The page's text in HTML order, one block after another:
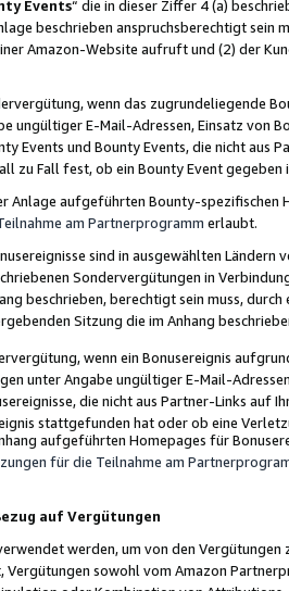
Events“ die in dieser Ziffer 4 (a)
beschrieben anspruchsberechtigt sein
Amazon-Website aufruft und (2) der
wenn das zugrundeliegende
ungültiger E-Mail-Adressen, Einsatz von
Events und Bounty Events, die nicht
zu Fall fest, ob ein Bounty Event
Anlage aufgeführten Bounty-spezifischen
am Partnerprogramm erlaubt.
sind in ausgewählten Ländern
Sondervergütungen in
beschrieben, berechtigt sein muss,
Sitzung die im Anhang
wenn ein Bonusereignis
unter Angabe ungültiger E-Mail-
die nicht aus Partner-Links auf
stattgefunden hat oder ob eine
aufgeführten Homepages für
für die Teilnahme am
auf Vergütungen
werden, um von den
Vergütungen sowohl vom Amazon